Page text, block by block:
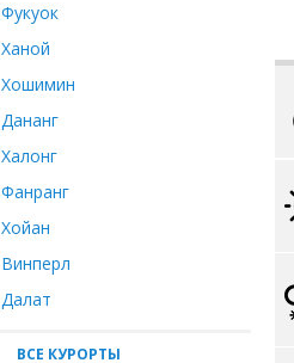
Фукуок
Ханой
Хошимин
Дананг
Халонг
Фанранг
Хойан
Винперл
Далат
ВСЕ КУРОРТЫ